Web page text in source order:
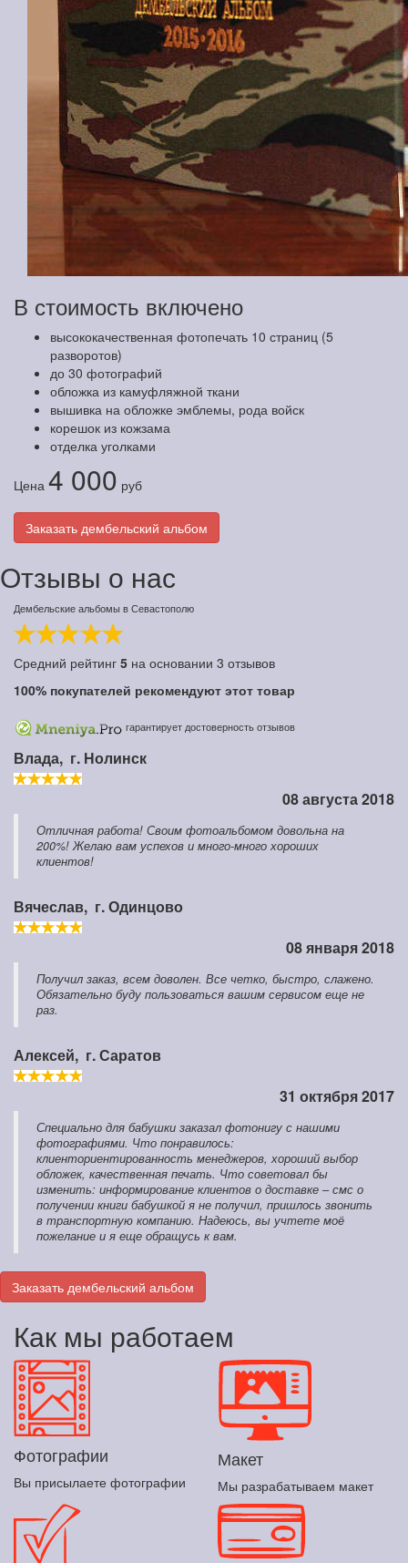
В стоимость включено
высококачественная фотопечать 10 страниц (5
разворотов)
до 30 фотографий
обложка из камуфляжной ткани
вышивка на обложке эмблемы, рода войск
корешок из кожзама
отделка уголками
Цена 4 000 руб
Заказать дембельский альбом
Отзывы о нас
Дембельские альбомы в Севастополю
Средний рейтинг 5 на основании 3 отзывов
100% покупателей рекомендуют этот товар
гарантирует достоверность отзывов
Влада, г. Нолинск
08 августа 2018
Отличная работа! Своим фотоальбомом довольна на
200%! Желаю вам успехов и много-много хороших
клиентов!
Вячеслав, г. Одинцово
08 января 2018
Получил заказ, всем доволен. Все четко, быстро, слажено.
Обязательно буду пользоваться вашим сервисом еще не
раз.
Алексей, г. Саратов
31 октября 2017
Специально для бабушки заказал фотонигу с нашими
фотографиями. Что понравилось:
клиенториентированность менеджеров, хороший выбор
обложек, качественная печать. Что советовал бы
изменить: информирование клиентов о доставке – смс о
получении книги бабушкой я не получил, пришлось звонить
в транспортную компанию. Надеюсь, вы учтете моё
пожелание и я еще обращусь к вам.
Заказать дембельский альбом
Как мы работаем
Фотографии
Вы присылаете фотографии
Макет
Мы разрабатываем макет